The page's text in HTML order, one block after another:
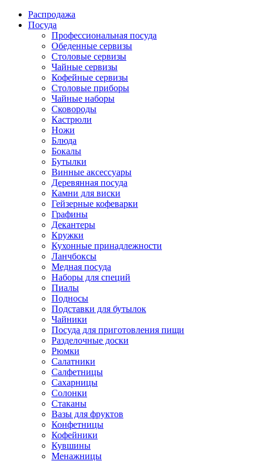
Распродажа
Посуда
Профессиональная посуда
Обеденные сервизы
Столовые сервизы
Чайные сервизы
Кофейные сервизы
Столовые приборы
Чайные наборы
Сковороды
Кастрюли
Ножи
Блюда
Бокалы
Бутылки
Винные аксессуары
Деревянная посуда
Камни для виски
Гейзерные кофеварки
Графины
Декантеры
Кружки
Кухонные принадлежности
Ланчбоксы
Медная посуда
Наборы для специй
Пиалы
Подносы
Подставки для бутылок
Чайники
Посуда для приготовления пищи
Разделочные доски
Рюмки
Салатники
Салфетницы
Сахарницы
Солонки
Стаканы
Вазы для фруктов
Конфетницы
Кофейники
Кувшины
Менажницы